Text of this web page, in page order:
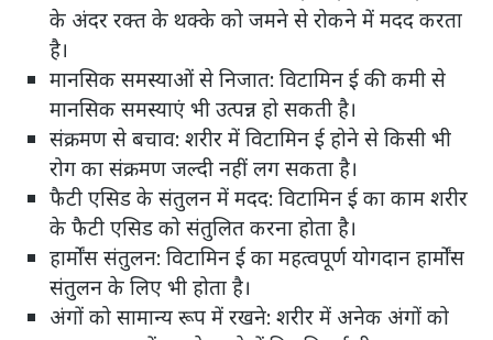
के अंदर रक्त के थक्के को जमने से रोकने में मदद करता
है।
मानसिक समस्याओं से निजात: विटामिन ई की कमी से
मानसिक समस्याएं भी उत्पन्न हो सकती है।
संक्रमण से बचाव: शरीर में विटामिन ई होने से किसी भी
रोग का संक्रमण जल्दी नहीं लग सकता है।
फैटी एसिड के संतुलन में मदद: विटामिन ई का काम शरीर
के फैटी एसिड को संतुलित करना होता है।
हार्मोंस संतुलन: विटामिन ई का महत्वपूर्ण योगदान हार्मोंस
संतुलन के लिए भी होता है।
अंगों को सामान्य रूप में रखने: शरीर में अनेक अंगों को